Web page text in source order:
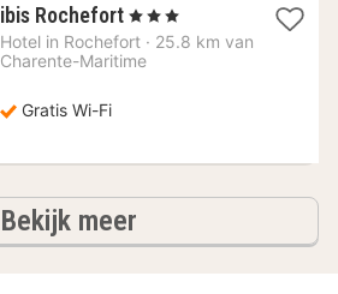
ibis Rochefort 1
nacht
vanaf
, 3 Sterren
Hotel in Rochefort · 25.8 km van
Charente-Maritime
Gratis Wi-Fi
Bekijk meerhotels